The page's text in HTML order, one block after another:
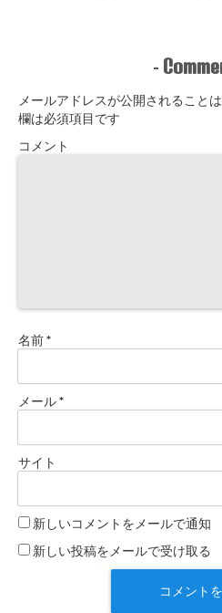
-
メールアドレスが公開されることは
欄は必須項目です
コメント
名前*
メール*
サイト
新しいコメントをメールで通知
新しい投稿をメールで受け取る